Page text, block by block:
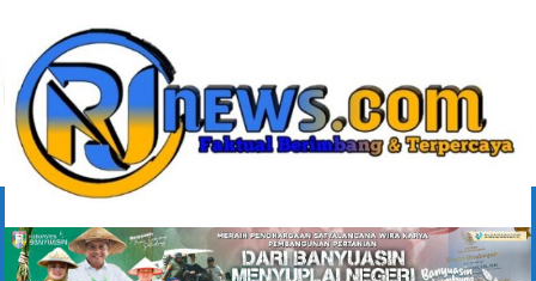
konten
rjonlinenews.com
Faktual